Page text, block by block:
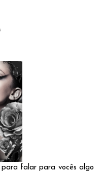
falar para vocês algo